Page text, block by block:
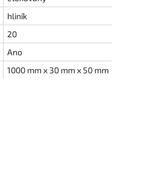
hliník
20
Ano
1000 mm x 30 mm x 50 mm